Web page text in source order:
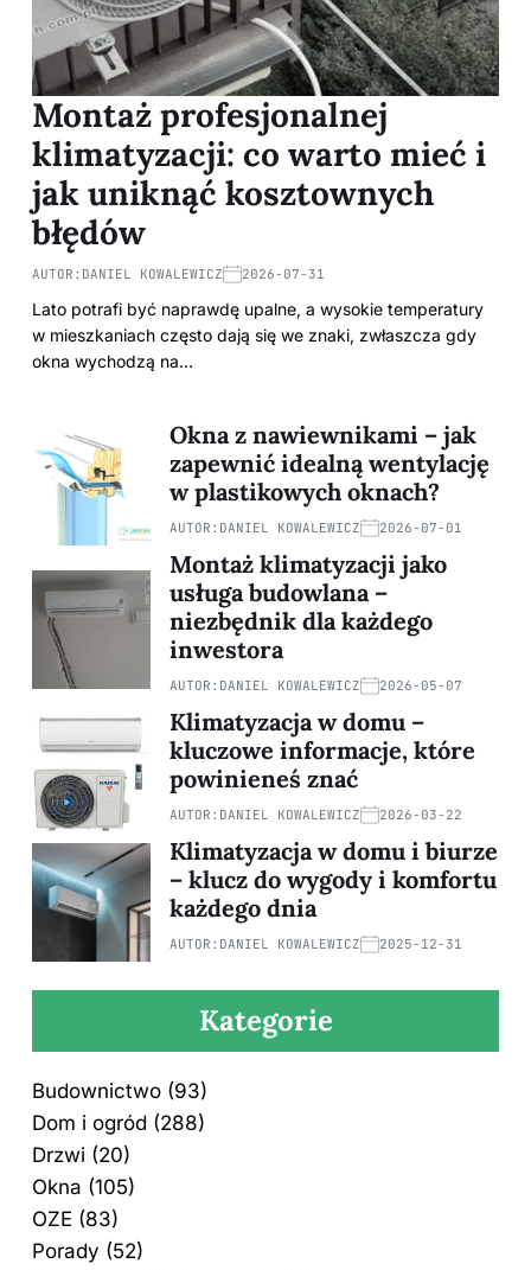
Montaż profesjonalnej
klimatyzacji: co warto mieć i
jak uniknąć kosztownych
błędów
AUTOR: DANIEL KOWALEWICZ 2026-07-31
Lato potrafi być naprawdę upalne, a wysokie temperatury
w mieszkaniach często dają się we znaki, zwłaszcza gdy
okna wychodzą na…
Okna z nawiewnikami – jak
zapewnić idealną wentylację
w plastikowych oknach?
AUTOR: DANIEL KOWALEWICZ 2026-07-01
Montaż klimatyzacji jako
usługa budowlana –
niezbędnik dla każdego
inwestora
AUTOR: DANIEL KOWALEWICZ 2026-05-07
Klimatyzacja w domu –
kluczowe informacje, które
powinieneś znać
AUTOR: DANIEL KOWALEWICZ 2026-03-22
Klimatyzacja w domu i biurze
– klucz do wygody i komfortu
każdego dnia
AUTOR: DANIEL KOWALEWICZ 2025-12-31
Kategorie
Budownictwo (93)
Dom i ogród (288)
Drzwi (20)
Okna (105)
OZE (83)
Porady (52)